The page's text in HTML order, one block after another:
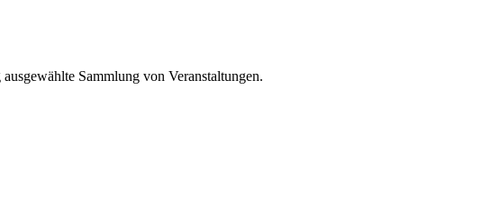
Sammlung von Veranstaltungen.